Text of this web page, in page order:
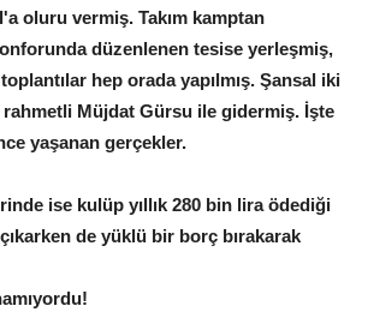
oluru vermiş. Takım kamptan
düzenlenen tesise yerleşmiş,
hep orada yapılmış. Şansal iki
Müjdat Gürsu ile gidermiş. İşte
yaşanan gerçekler.
ise kulüp yıllık 280 bin lira ödediği
çıkarken de yüklü bir borç bırakarak